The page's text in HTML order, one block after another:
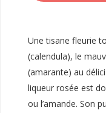
Une tisane fleurie
(calendula), le
(amarante) au
liqueur rosée est
ou l’amande. Son